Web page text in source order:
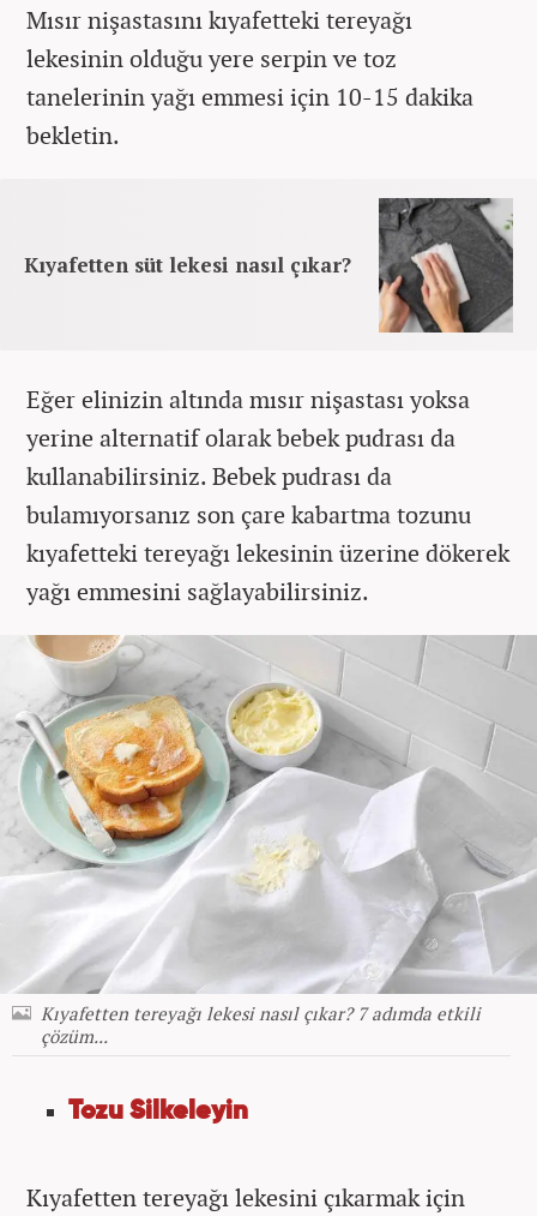
Mısır nişastasını kıyafetteki tereyağı
lekesinin olduğu yere serpin ve toz
tanelerinin yağı emmesi için 10-15 dakika
bekletin.
Kıyafetten süt lekesi nasıl çıkar?
Eğer elinizin altında mısır nişastası yoksa
yerine alternatif olarak bebek pudrası da
kullanabilirsiniz. Bebek pudrası da
bulamıyorsanız son çare kabartma tozunu
kıyafetteki tereyağı lekesinin üzerine dökerek
yağı emmesini sağlayabilirsiniz.
Kıyafetten tereyağı lekesi nasıl çıkar? 7 adımda etkili
çözüm...
Tozu Silkeleyin
Kıyafetten tereyağı lekesini çıkarmak için